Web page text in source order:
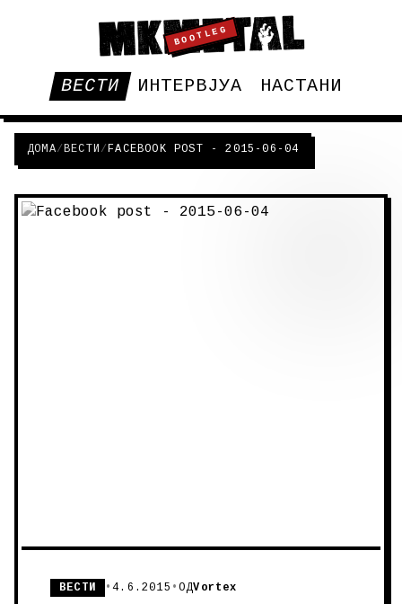
BOOTLEG
ВЕСТИ ИНТЕРВЈУА НАСТАНИ
ДОМА/ВЕСТИ /FACEBOOK POST - 2015-06-04
ВЕСТИ •4.6.2015 •ОДVortex